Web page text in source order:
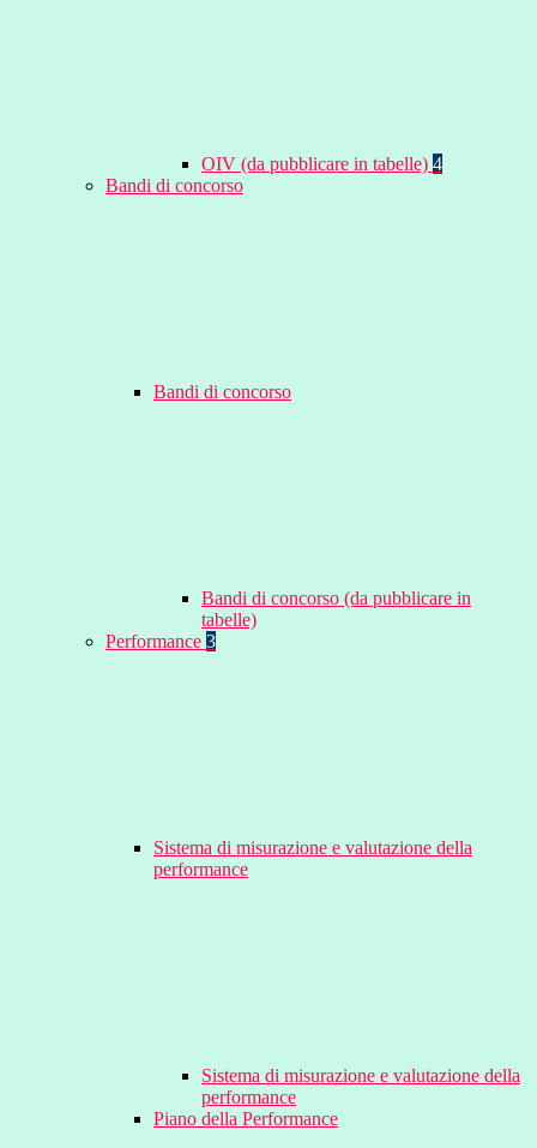
OIV (da pubblicare in tabelle) 4
Bandi di concorso
Bandi di concorso
Bandi di concorso (da pubblicare in
tabelle)
Performance 3
Sistema di misurazione e valutazione della
performance
Sistema di misurazione e valutazione della
performance
Piano della Performance